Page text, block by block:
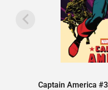
Captain America